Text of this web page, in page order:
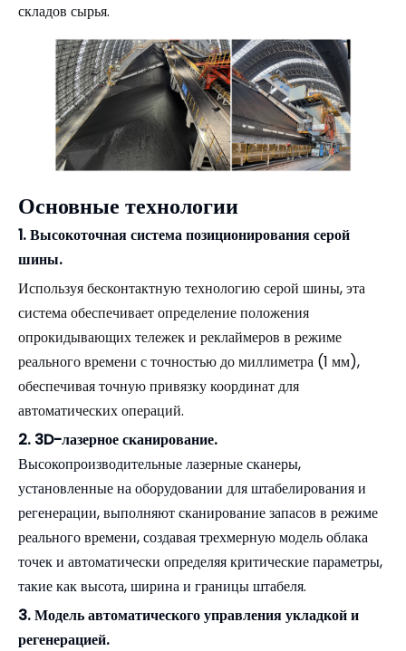
складов сырья.
Основные технологии
1. Высокоточная система позиционирования серой
шины.
Используя бесконтактную технологию серой шины, эта
система обеспечивает определение положения
опрокидывающих тележек и реклаймеров в режиме
реального времени с точностью до миллиметра (1 мм),
обеспечивая точную привязку координат для
автоматических операций.
2. 3D-лазерное сканирование.
Высокопроизводительные лазерные сканеры,
установленные на оборудовании для штабелирования и
регенерации, выполняют сканирование запасов в режиме
реального времени, создавая трехмерную модель облака
точек и автоматически определяя критические параметры,
такие как высота, ширина и границы штабеля.
3. Модель автоматического управления укладкой и
регенерацией.